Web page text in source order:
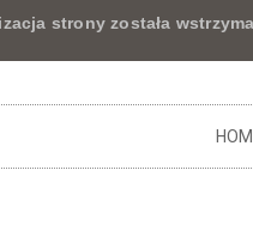
została